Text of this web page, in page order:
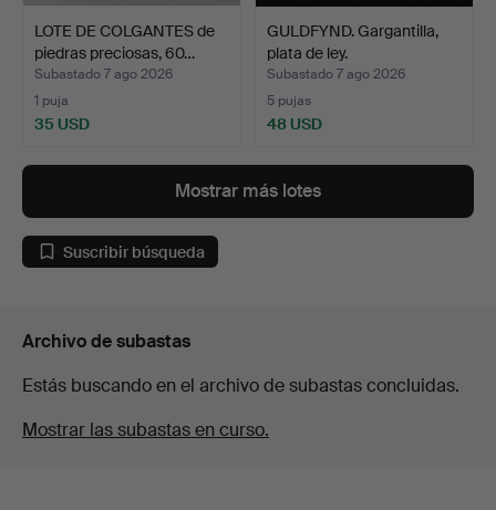
LOTE DE COLGANTES de
piedras preciosas, 60…
Subastado 7 ago 2026
1 puja
35 USD
GULDFYND. Gargantilla,
plata de ley.
Subastado 7 ago 2026
5 pujas
48 USD
Mostrar más lotes
Suscribir búsqueda
Archivo de subastas
Estás buscando en el archivo de subastas concluidas.
Mostrar las subastas en curso.